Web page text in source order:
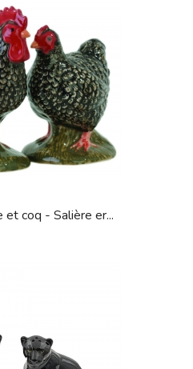
et coq - Salière er...